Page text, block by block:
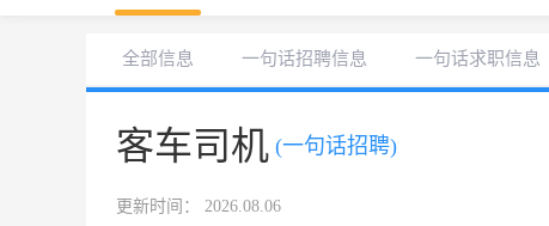
全部信息 一句话招聘信息 一句话求职信息
客车司机 (一句话招聘)
更新时间： 2026.08.06